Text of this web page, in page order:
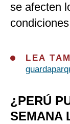
se afecten
LEA
¿PERÚ
SEMANA